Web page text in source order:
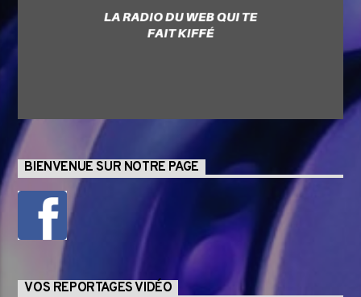
BIENVENUE SUR NOTRE PAGE
VOS REPORTAGES VIDÉO